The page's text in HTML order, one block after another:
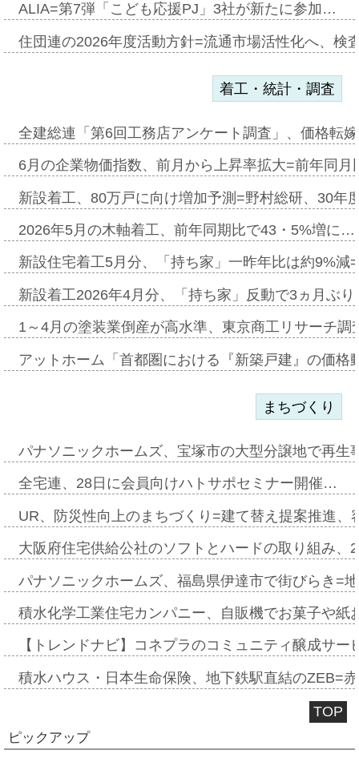
ALIA=第7弾「こども応援PJ」3社が新たに参加…
住団連の2026年度活動方針=流通市場活性化へ、検
着工・統計・調査
全建総連「第6回工務店アンケート調査」、価格転
6月の企業物価指数、前月から上昇率拡大=前年同
新設着工、80万戸に向け増加予測=野村総研、30年
2026年5月の木軸着工、前年同期比で43・5%増に…
新設住宅着工5月分、「持ち家」一昨年比は約9%
新設着工2026年4月分、「持ち家」反動で3ヵ月ぶ
1～4月の塗装業倒産が高水準、東京商工リサーチ
アットホーム「首都圏における『新築戸建』の価
まちづくり
パナソニックホームズ、宝塚市の大型分譲地で再
全宅連、28日に会員向けハトサポセミナー開催…
UR、防災性向上のまちづくり=建て替え提案推進
大阪府住宅供給公社のソフトとハードの取り組み
パナソニックホームズ、福島県伊達市で街びらき=
積水化学工業住宅カンパニー、自販機でお菓子や
【トレンドナビ】コネプラのコミュニティ醸成サ
積水ハウス・日本生命保険、地下鉄駅直結のZEB=
TOP
ピックアップ